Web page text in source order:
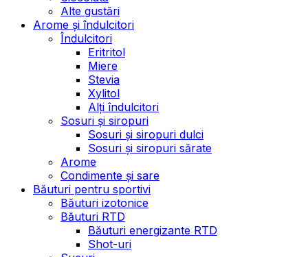
Alte gustări
Arome și îndulcitori
Îndulcitori
Eritritol
Miere
Stevia
Xylitol
Alți îndulcitori
Sosuri și siropuri
Sosuri și siropuri dulci
Sosuri și siropuri sărate
Arome
Condimente și sare
Băuturi pentru sportivi
Băuturi izotonice
Băuturi RTD
Băuturi energizante RTD
Shot-uri